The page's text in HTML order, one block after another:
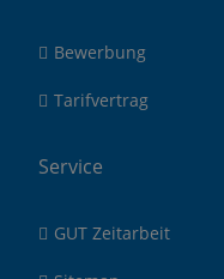
Bewerbung
Tarifvertrag
Service
GUT Zeitarbeit